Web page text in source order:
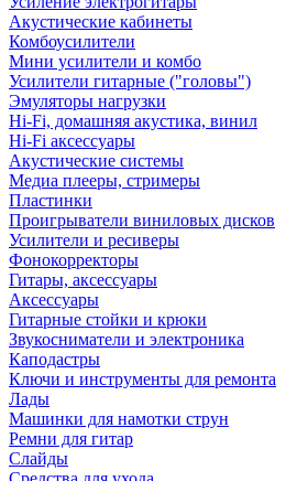
Акустические кабинеты
Комбоусилители
Мини усилители и комбо
Усилители гитарные ("головы")
Эмуляторы нагрузки
Hi-Fi, домашняя акустика, винил
Hi-Fi аксессуары
Акустические системы
Медиа плееры, стримеры
Пластинки
Проигрыватели виниловых дисков
Усилители и ресиверы
Фонокорректоры
Гитары, аксессуары
Аксессуары
Гитарные стойки и крюки
Звукосниматели и электроника
Каподастры
Ключи и инструменты для ремонта
Лады
Машинки для намотки струн
Ремни для гитар
Слайды